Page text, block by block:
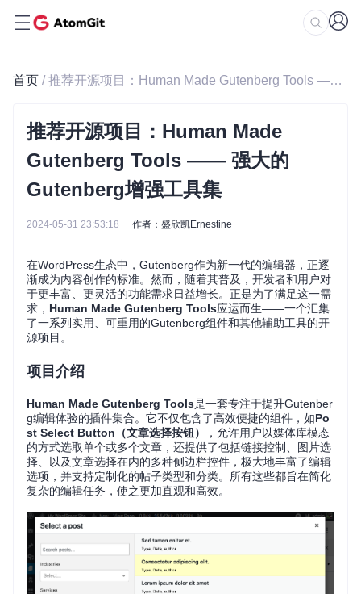
首页 / 推荐开源项目：Human Made Gutenberg Tools —— 强大的Gutenberg增强工具集
推荐开源项目：Human Made
Gutenberg Tools —— 强大的
Gutenberg增强工具集
2024-05-31 23:53:18 作者：盛欣凯Ernestine
在WordPress生态中，Gutenberg作为新一代的编辑器，正逐
渐成为内容创作的标准。然而，随着其普及，开发者和用户对
于更丰富、更灵活的功能需求日益增长。正是为了满足这一需
求， Human Made Gutenberg Tools应运而生——一个汇集
了一系列实用、可重用的Gutenberg组件和其他辅助工具的开
源项目。
项目介绍
Human Made Gutenberg Tools是一套专注于提升Gutenber
g编辑体验的插件集合。它不仅包含了高效便捷的组件，如Po
st Select Button（文章选择按钮）
，允许用户以媒体库模态
的方式选取单个或多个文章，还提供了包括链接控制、图片选
择、以及文章选择在内的多种侧边栏控件，极大地丰富了编辑
选项，并支持定制化的帖子类型和分类。所有这些都旨在简化
复杂的编辑任务，使之更加直观和高效。